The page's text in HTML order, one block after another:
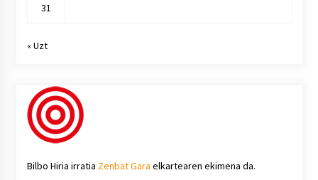
31
« Uzt
Bilbo Hiria irratia Zenbat Gara elkartearen ekimena da.